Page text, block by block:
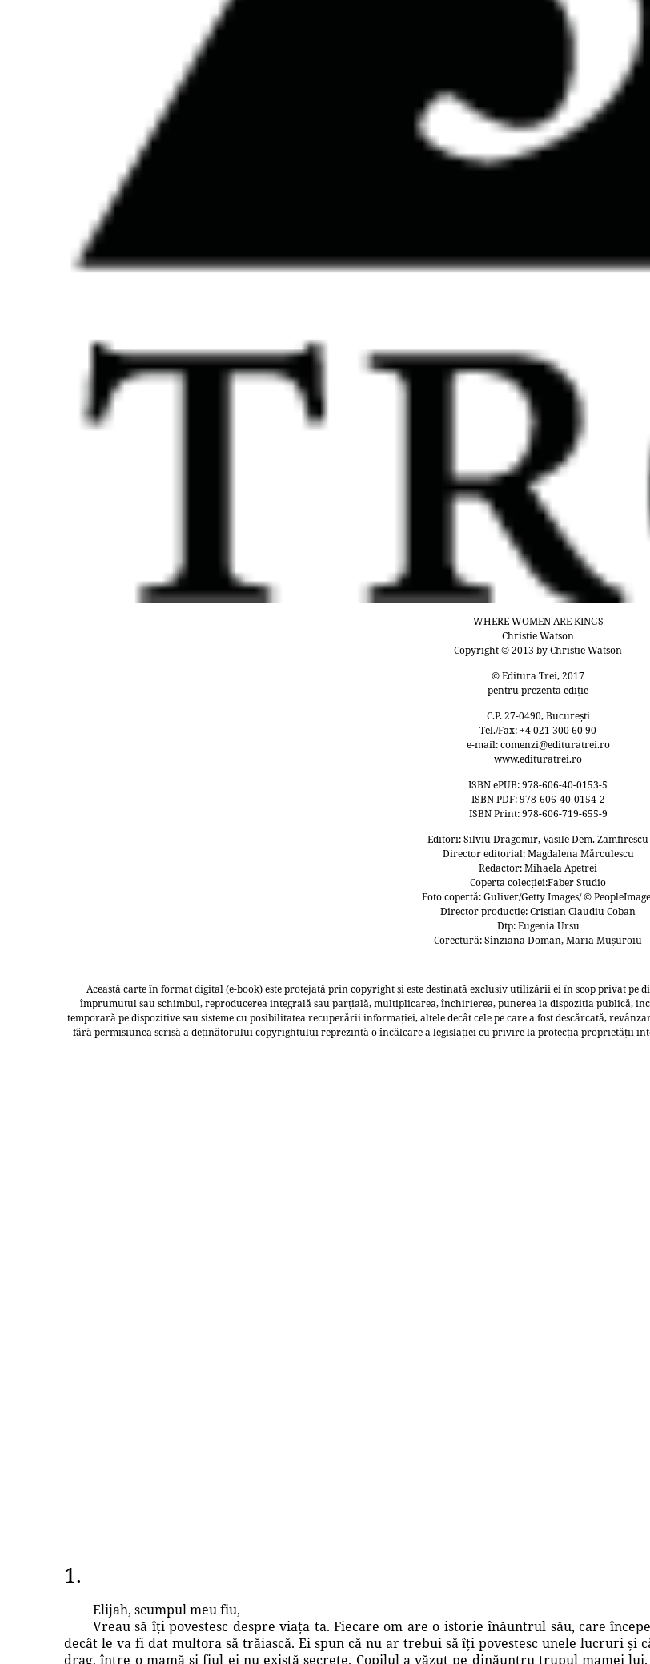
WHERE WOMEN ARE KINGS
Christie Watson
Copyright © 2013 by Christie Watson
© Editura Trei, 2017
pentru prezenta ediție
C.P. 27-0490, București
Tel./Fax: +4 021 300 60 90
e-mail: comenzi@edituratrei.ro
www.edituratrei.ro
ISBN ePUB: 978-606-40-0153-5
ISBN PDF: 978-606-40-0154-2
ISBN Print: 978-606-719-655-9
Editori: Silviu Dragomir, Vasile Dem. Zamfirescu
Director editorial: Magdalena Mărculescu
Redactor: Mihaela Apetrei
Coperta colecției:Faber Studio
Foto copertă: Guliver/Getty Images/ ©
Director producție: Cristian Claudiu Coban
Dtp: Eugenia Ursu
Corectură: Sînziana Doman, Maria Mușuroiu
Această carte în format digital (e-book) este protejată prin copyright și este destinată exclusiv utilizării ei în scop privat pe
împrumutul sau schimbul, reproducerea integrală sau parțială, multiplicarea, închirierea, punerea la dispoziția publică,
temporară pe dispozitive sau sisteme cu posibilitatea recuperării informației, altele decât cele pe care a fost descărcată,
fără permisiunea scrisă a deținătorului copyrightului reprezintă o încălcare a legislației cu privire la protecția proprietății
1.
Elijah, scumpul meu fiu,
Vreau să îți povestesc despre viața ta. Fiecare om are o istorie înăuntrul său, care
decât le va fi dat multora să trăiască. Ei spun că nu ar trebui să îți povestesc unele lucruri
drag, între o mamă și fiul ei nu există secrete. Copilul a văzut pe dinăuntru trupul mamei